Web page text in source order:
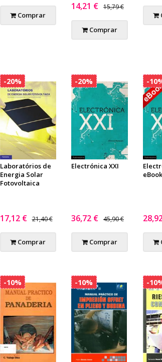
Comprar
14,21 € 15,79 €
Comprar
Laboratórios de
Energia Solar
Fotovoltaica
17,12 € 21,40 €
Comprar
-20%
Electrónica XXI
36,72 € 45,90 €
Comprar
-20%
eBook
-
-10% -10% -